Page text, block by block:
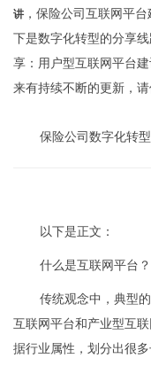
讲 ，保险公司互联网平
下是数字化转型的分享
享：用户型互联网平台
来有持续不断的更新，请
保险公司数字化转
以下是正文：
什么是互联网平台？
传统观念中，典型
互联网平台和产业型互
据行业属性，划分出很